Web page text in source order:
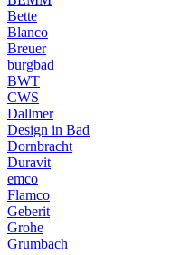
Bette
Blanco
Breuer
burgbad
BWT
CWS
Dallmer
Design in Bad
Dornbracht
Duravit
emco
Flamco
Geberit
Grohe
Grumbach